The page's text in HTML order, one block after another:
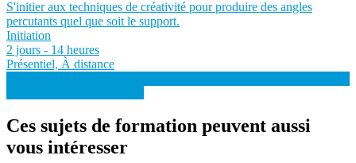
S'initier aux techniques de créativité pour produire des angles
percutants quel que soit le support.
Initiation
2 jours - 14 heures
Présentiel, À distance
Ces sujets de formation peuvent aussi
vous intéresser